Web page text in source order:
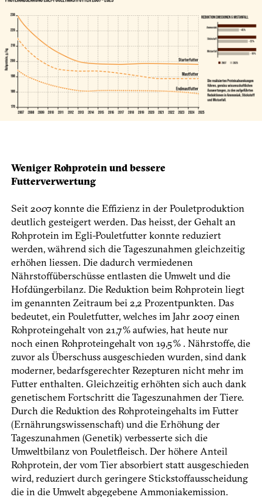
Weniger Rohprotein und bessere
Futterverwertung
Seit 2007 konnte die Effizienz in der Pouletproduktion
deutlich gesteigert werden. Das heisst, der Gehalt an
Rohprotein im Egli-Pouletfutter konnte reduziert
werden, während sich die Tageszunahmen gleichzeitig
erhöhen liessen. Die dadurch vermiedenen
Nährstoffüberschüsse entlasten die Umwelt und die
Hofdüngerbilanz. Die Reduktion beim Rohprotein liegt
im genannten Zeitraum bei 2,2 Prozentpunkten. Das
bedeutet, ein Pouletfutter, welches im Jahr 2007 einen
Rohproteingehalt von 21,7 % aufwies, hat heute nur
noch einen Rohproteingehalt von 19,5 % . Nährstoffe, die
zuvor als Überschuss ausgeschieden wurden, sind dank
moderner, bedarfsgerechter Rezepturen nicht mehr im
Futter enthalten. Gleichzeitig erhöhten sich auch dank
genetischem Fortschritt die Tageszunahmen der Tiere.
Durch die Reduktion des Rohproteingehalts im Futter
(Ernährungswissenschaft) und die Erhöhung der
Tageszunahmen (Genetik) verbesserte sich die
Umweltbilanz von Pouletfleisch. Der höhere Anteil
Rohprotein, der vom Tier absorbiert statt ausgeschieden
wird, reduziert durch geringere Stickstoffausscheidung
die in die Umwelt abgegebene Ammoniakemission.